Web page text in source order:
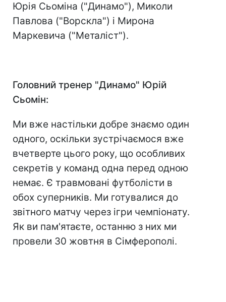
Юрія Сьоміна ("Динамо"), Миколи
Павлова ("Ворскла") і Мирона
Маркевича ("Металіст").
Головний тренер "Динамо" Юрій
Сьомін:
Ми вже настільки добре знаємо один
одного, оскільки зустрічаємося вже
вчетверте цього року, що особливих
секретів у команд одна перед одною
немає. Є травмовані футболісти в
обох суперників. Ми готувалися до
звітного матчу через ігри чемпіонату.
Як ви пам'ятаєте, останню з них ми
провели 30 жовтня в Сімферополі.